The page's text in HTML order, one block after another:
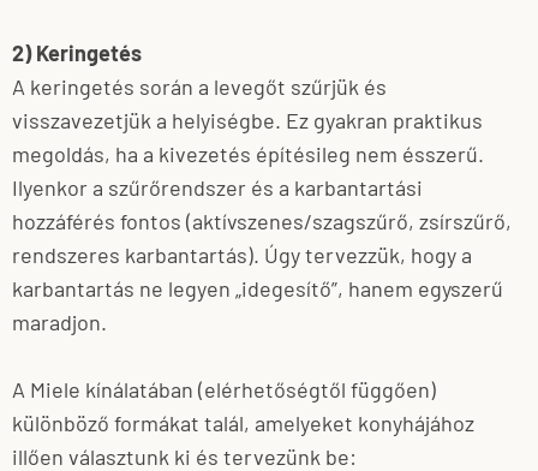
2) Keringetés
A keringetés során a levegőt szűrjük és
visszavezetjük a helyiségbe. Ez gyakran praktikus
megoldás, ha a kivezetés építésileg nem ésszerű.
Ilyenkor a szűrőrendszer és a karbantartási
hozzáférés fontos (aktívszenes/szagszűrő, zsírszűrő,
rendszeres karbantartás). Úgy tervezzük, hogy a
karbantartás ne legyen „idegesítő”, hanem egyszerű
maradjon.
A Miele kínálatában (elérhetőségtől függően)
különböző formákat talál, amelyeket konyhájához
illően választunk ki és tervezünk be: